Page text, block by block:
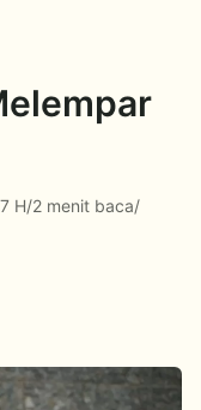
H/2 menit baca/